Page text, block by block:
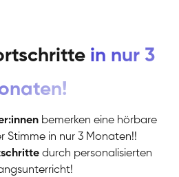
in nur 3
bemerken eine hörbare
Stimme in nur 3 Monaten!!
durch personalisierten